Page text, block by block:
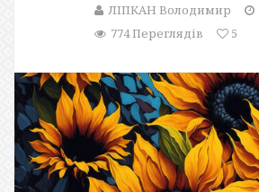
ЛІПКАН Володимир
774 Переглядів
5